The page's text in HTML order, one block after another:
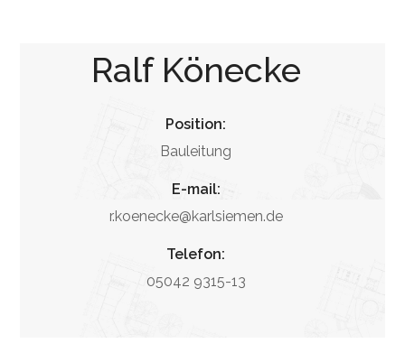
Ralf Könecke
Position:
Bauleitung
E-mail:
r.koenecke@karlsiemen.de
Telefon:
05042 9315-13